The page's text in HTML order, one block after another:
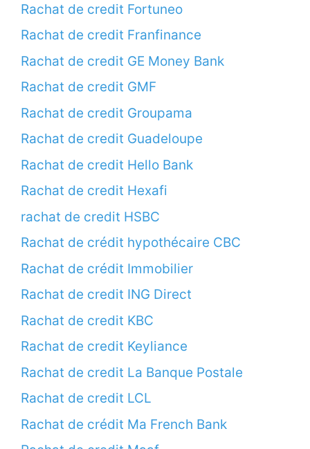
Rachat de credit Fortuneo
Rachat de credit Franfinance
Rachat de credit GE Money Bank
Rachat de credit GMF
Rachat de credit Groupama
Rachat de credit Guadeloupe
Rachat de credit Hello Bank
Rachat de credit Hexafi
rachat de credit HSBC
Rachat de crédit hypothécaire CBC
Rachat de crédit Immobilier
Rachat de credit ING Direct
Rachat de credit KBC
Rachat de credit Keyliance
Rachat de credit La Banque Postale
Rachat de credit LCL
Rachat de crédit Ma French Bank